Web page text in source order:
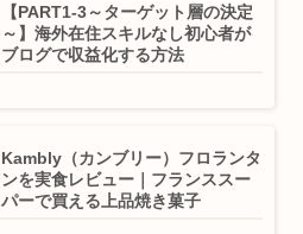
【PART1-3～ターゲット層の決定
～】海外在住スキルなし初心者が
ブログで収益化する方法
Kambly（カンブリー）フロランタ
ンを実食レビュー｜フランススー
パーで買える上品焼き菓子